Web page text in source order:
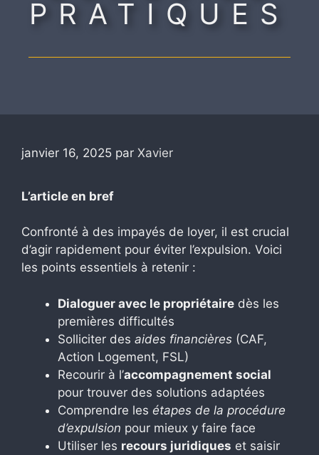
PRATIQUES
janvier 16, 2025 par Xavier
L’article en bref
Confronté à des impayés de loyer, il est crucial
d’agir rapidement pour éviter l’expulsion. Voici
les points essentiels à retenir :
Dialoguer avec le propriétaire dès les
premières difficultés
Solliciter des aides financières (CAF,
Action Logement, FSL)
Recourir à l’accompagnement social
pour trouver des solutions adaptées
Comprendre les étapes de la procédure
d’expulsion pour mieux y faire face
Utiliser les recours juridiques et saisir